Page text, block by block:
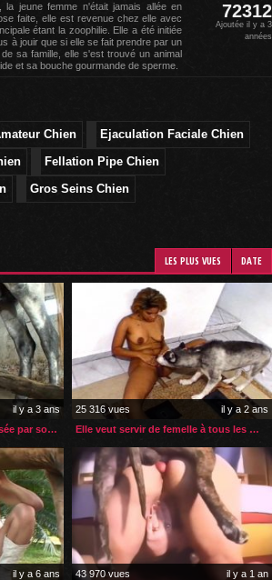
la jeune femme n'était jamais allée en
faite, elle est revenue chez elle avec
étant la zoophilie. Elle a été initiée
à jouir que si elle se fait prendre par un
sa famille, elle s'est trouvé un animal
et sa bouche gourmande de sperme.
72312
Ajoutée il y a 3
années
Chien
Ejaculation Faciale Chien
Fellation Pipe Chien
Gros Seins Chien
LES PLUS VUES DATE
il y a 3 ans
Enculée par le cheval et baisée par son propriétaire
25 316 vues
il y a 2 ans
Elle veut servir de femelle à tous les mâles de la maison
il y a 6 ans
43 970 vues
il y a 1 an